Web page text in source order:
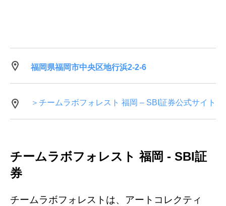
福岡県福岡市中央区地行浜2-2-6
＞チームラボフォレスト 福岡 – SBI証券公式サイト
チームラボフォレスト 福岡 - SBI証
券
チームラボフォレストは、アートコレクティ